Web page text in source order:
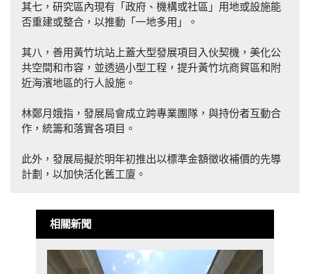
其七，研究區內現有「政府、機構或社區」用地或設施能
否重建或整合，以推動「一地多用」。
其八，善用黃竹坑站上蓋大型發展項目入伙契機，美化公
共空間和市容，並透過小型工程，提升黃竹坑商貿區和附
近海濱地區的行人設施。
林鄭月娥指，發展局會成立跨專業團隊，與持份者互動合
作，統籌和落實各項目。
此外，發展局擬於明年初推出以標準金額徵收補價的先導
計劃，以加快活化舊工廈。
相關新聞